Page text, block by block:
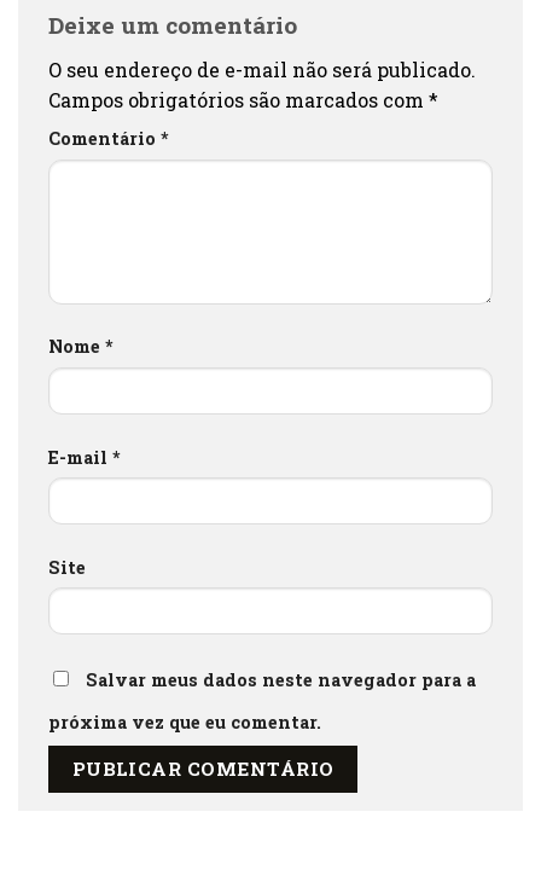
Deixe um comentário
O seu endereço de e-mail não será publicado.
Campos obrigatórios são marcados com *
Comentário *
Nome *
E-mail *
Site
Salvar meus dados neste navegador para a
próxima vez que eu comentar.